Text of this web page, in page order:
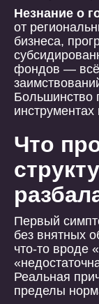
Незнание о
от
бизнеса,
фондов — всё
Большинство
инструментах
Что
Первый
без внятных
что-то вроде
Реальная
пределы